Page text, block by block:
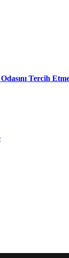
Tercih